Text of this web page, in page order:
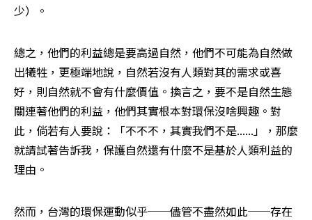
少）。
總之，他們的利益總是要高過自然，他們不可能為自然做
出犧牲，更極端地說，自然若沒有人類對其的需求或喜
好，則自然就不會有什麼價值。換言之，要不是自然生態
關連著他們的利益，他們其實根本對環保沒啥興趣。對
此，倘若有人要說：「不不不，其實我們不是......」，那麼
就請試著告訴我，保護自然還有什麼不是基於人類利益的
理由。
然而，台灣的環保運動似乎──儘管不盡然如此──存在